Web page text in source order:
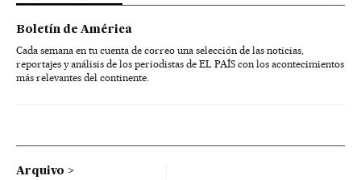
Boletín de América
Cada semana en tu cuenta de correo una selección de las noticias,
reportajes y análisis de los periodistas de EL PAÍS con los acontecimientos
más relevantes del continente.
Arquivo